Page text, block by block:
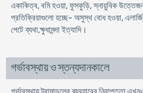
একাকিত্ব, বমি হওয়া, ফুসকুড়ি, স্নায়ুবিক
প্রতিক্রিয়াগুলো হচ্ছে- অসুস্থ বোধ হওয়া,
পেটে ব্যথা,ক্ষুধামন্দা ইত্যাদি।
গর্ভাবস্থায় ও স্তন্যদানকালে